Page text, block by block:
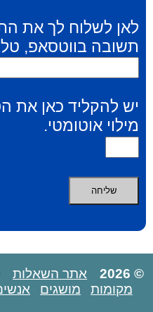
לאן לשלוח לך את
תשובה בווטסאפ,
יש להקליד כאן את
מילוי אוטומטי.
© 2026 אתר השאלות
מקומות
מושגים